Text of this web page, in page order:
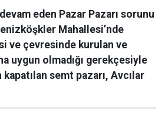
devam eden Pazar Pazarı sorunu
Mahallesi’nde
ve çevresinde kurulan ve
uygun olmadığı gerekçesiyle
kapatılan semt pazarı, Avcılar